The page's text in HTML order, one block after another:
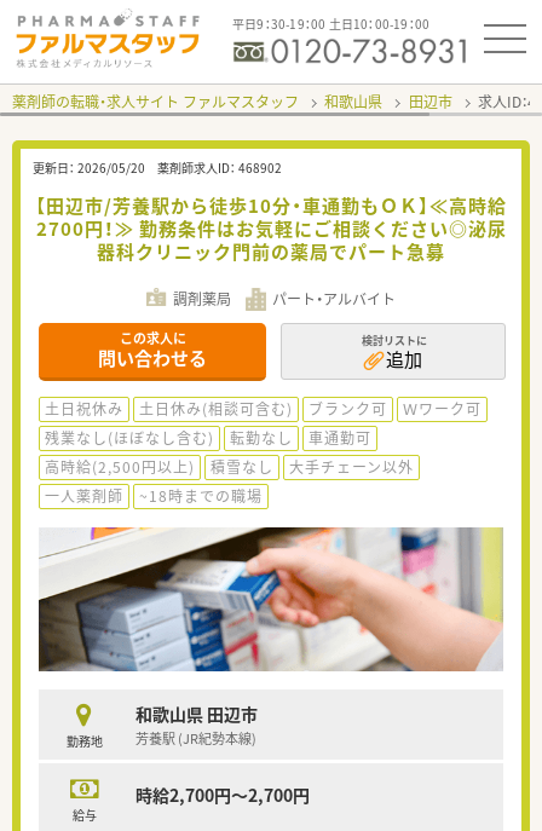
平日9：30-19：00 土日10：00-19：00
薬剤師の転職・求人サイト ファルマスタッフ 和歌山県 田辺市 求人ID：
更新日： 2026/05/20 薬剤師求人ID： 468902
【田辺市/芳養駅から徒歩10分・車通勤もＯＫ】≪高時給
2700円！≫ 勤務条件はお気軽にご相談ください◎泌尿
器科クリニック門前の薬局でパート急募
調剤薬局 パート・アルバイト
この求人に
問い合わせる
検討リストに
追加
土日祝休み 土日休み(相談可含む) ブランク可
Ｗワーク可
残業なし(ほぼなし含む)
転勤なし
車通勤可
高時給(2,500円以上)
積雪なし
大手チェーン以外
一人薬剤師
~18時までの職場
勤務地
和歌山県 田辺市
芳養駅 (JR紀勢本線)
給与
時給2,700円～2,700円